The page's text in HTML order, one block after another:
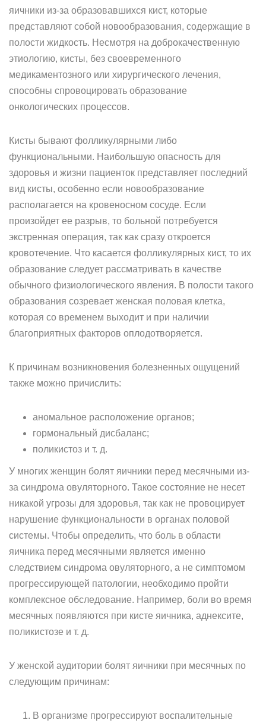
яичники из-за образовавшихся кист, которые
представляют собой новообразования, содержащие в
полости жидкость. Несмотря на доброкачественную
этиологию, кисты, без своевременного
медикаментозного или хирургического лечения,
способны спровоцировать образование
онкологических процессов.
Кисты бывают фолликулярными либо
функциональными. Наибольшую опасность для
здоровья и жизни пациенток представляет последний
вид кисты, особенно если новообразование
располагается на кровеносном сосуде. Если
произойдет ее разрыв, то больной потребуется
экстренная операция, так как сразу откроется
кровотечение. Что касается фолликулярных кист, то их
образование следует рассматривать в качестве
обычного физиологического явления. В полости такого
образования созревает женская половая клетка,
которая со временем выходит и при наличии
благоприятных факторов оплодотворяется.
К причинам возникновения болезненных ощущений
также можно причислить:
аномальное расположение органов;
гормональный дисбаланс;
поликистоз и т. д.
У многих женщин болят яичники перед месячными из-
за синдрома овуляторного. Такое состояние не несет
никакой угрозы для здоровья, так как не провоцирует
нарушение функциональности в органах половой
системы. Чтобы определить, что боль в области
яичника перед месячными является именно
следствием синдрома овуляторного, а не симптомом
прогрессирующей патологии, необходимо пройти
комплексное обследование. Например, боли во время
месячных появляются при кисте яичника, аднексите,
поликистозе и т. д.
У женской аудитории болят яичники при месячных по
следующим причинам:
В организме прогрессируют воспалительные